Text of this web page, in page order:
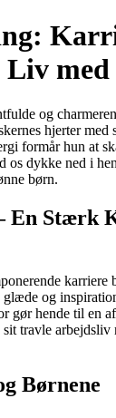
og
hjerter
formår hun at
os dykke ned i
børn.
En Stærk
og
gør hende til en
travle arbejdsliv
Børnene